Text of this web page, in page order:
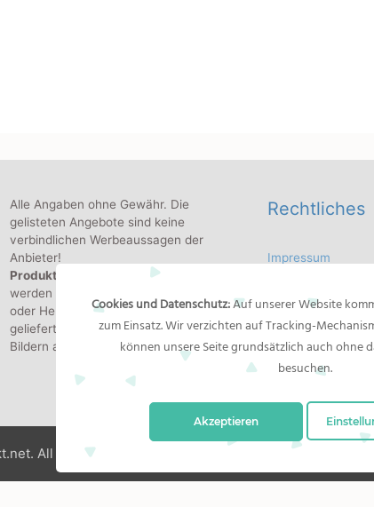
Alle Angaben ohne Gewähr. Die
gelisteten Angebote sind keine
verbindlichen Werbeaussagen der
Anbieter!
Produktbilder:
Die angezeigten Bilder
werden von den jeweiligen Händler
oder Hersteller bereitgestellt. Das
gelieferte Produkt kann von den
Bildern abweichen.
Rechtliches
Impressum
All Rights Reserved.
Cookies und Datenschutz:Auf unserer Website
zum Einsatz. Wir verzichten auf Tracking-
können unsere Seite grundsätzlich auch ohne
besuchen.
Akzeptieren